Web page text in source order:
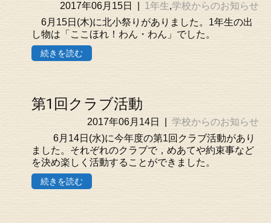
2017年06月15日 1年生,学校からのお知らせ
6月15日(木)に北小祭りがありました。1年生の出
し物は「ここほれ！わん・わん」でした。
続きを読む
第1回クラブ活動
2017年06月14日
学校からのお知らせ
6月14日(水)に今年度の第1回クラブ活動があり
ました。それぞれのクラブで，めあてや約束事など
を決め楽しく活動することができました。
続きを読む